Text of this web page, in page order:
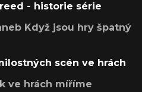
- historie série
Když jsou hry špatný
scén ve hrách
ve hrách míříme